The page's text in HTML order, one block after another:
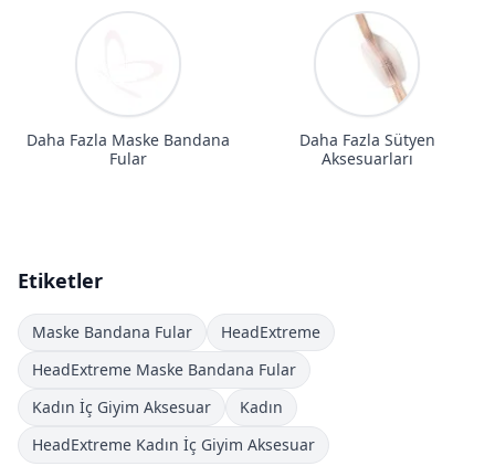
Daha Fazla Maske Bandana
Fular
Daha Fazla Sütyen
Aksesuarları
Etiketler
Maske Bandana Fular
HeadExtreme
HeadExtreme Maske Bandana Fular
Kadın İç Giyim Aksesuar
Kadın
HeadExtreme Kadın İç Giyim Aksesuar